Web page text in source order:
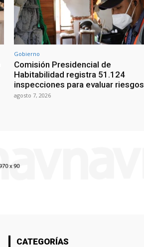
Gobierno
Comisión Presidencial de
Habitabilidad registra 51.124
inspecciones para evaluar riesgos
agosto 7, 2026
CATEGORÍAS